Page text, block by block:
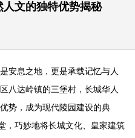
文的独特优势揭秘
安息之地，更是承载记忆与人
八达岭镇的三堡村，长城华人
势，成为现代陵园建设的典
，巧妙地将长城文化、皇家建筑